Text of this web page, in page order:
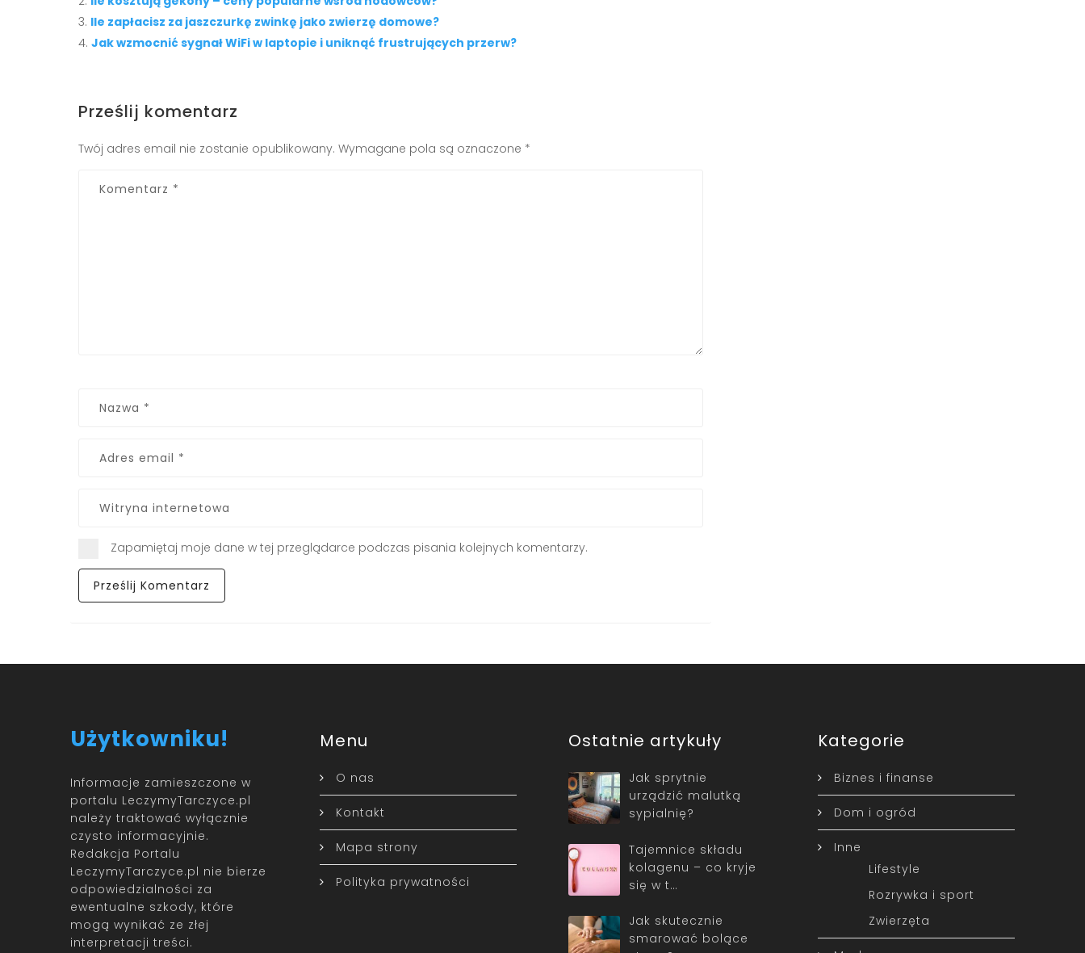
Ile zapłacisz za jaszczurkę zwinkę jako zwierzę domowe?
Jak wzmocnić sygnał WiFi w laptopie i uniknąć frustrujących przerw?
Prześlij komentarz
Twój adres email nie zostanie opublikowany. Wymagane pola są oznaczone *
Zapamiętaj moje dane w tej przeglądarce podczas pisania kolejnych komentarzy.
Użytkowniku!
Informacje zamieszczone w
portalu LeczymyTarczyce.pl
należy traktować wyłącznie
czysto informacyjnie.
Redakcja Portalu
LeczymyTarczyce.pl nie bierze
odpowiedzialności za
ewentualne szkody, które
mogą wynikać ze złej
interpretacji treści.
Menu
O nas
Kontakt
Mapa strony
Polityka prywatności
Ostatnie artykuły
Jak sprytnie
urządzić malutką
sypialnię?
Tajemnice składu
kolagenu – co kryje
się w t…
Jak skutecznie
smarować bolące
Kategorie
Biznes i finanse
Dom i ogród
Inne
Lifestyle
Rozrywka i sport
Zwierzęta